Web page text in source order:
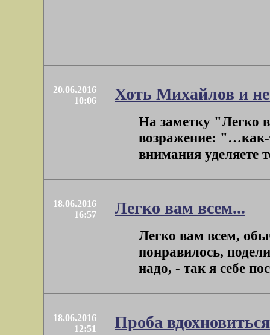
20.06.2016
10:06
Хоть Михайлов и
На заметку "Легко
возражение: "…как-
внимания уделяете
18.06.2016
16:57
Легко вам всем...
Легко вам всем,
понравилось,
надо, - так я себе
18.06.2016
12:51
Проба